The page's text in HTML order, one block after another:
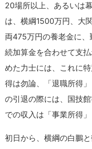
20場所以上、あるいは
は、横綱1500万円、大
両475万円の養老金に
続加算金を合わせて支
めた力士には、これに
得は勿論、「退職所得
の引退の際には、国技
での収入は「事業所得」
初日から、横綱の白鵬